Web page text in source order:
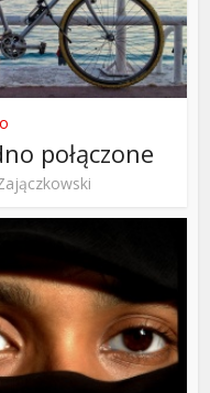
połączone